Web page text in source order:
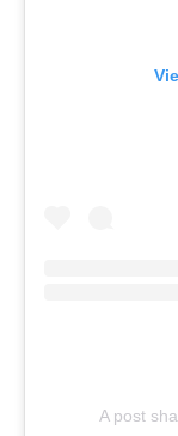
A post